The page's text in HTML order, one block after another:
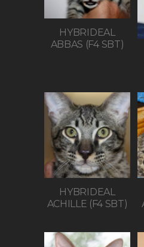
HYBRIDEAL
ABBAS (F4 SBT)
HYBRIDEAL
ACHILLE (F4 SBT)